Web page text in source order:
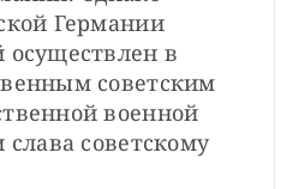
Германии
осуществлен в
советским
военной
советскому